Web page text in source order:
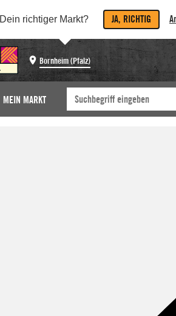
Dein richtiger Markt? JA, RICHTIG
Bornheim (Pfalz)
MEIN MARKT